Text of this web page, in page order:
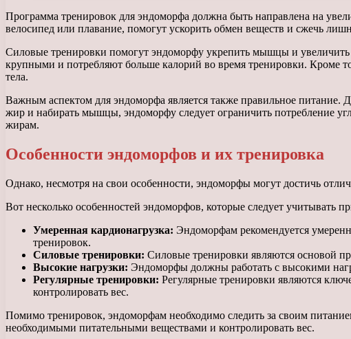
Программа тренировок для эндоморфа должна быть направлена на
велосипед или плавание, помогут ускорить обмен веществ и сжечь
Силовые тренировки помогут эндоморфу укрепить мышцы и
крупными и потребляют больше калорий во время тренировки. Кроме
тела.
Важным аспектом для эндоморфа является также правильное
жир и набирать мышцы, эндоморфу следует ограничить потребление
жирам.
Особенности эндоморфов и их тренировка
Однако, несмотря на свои особенности, эндоморфы могут достичь
Вот несколько особенностей эндоморфов, которые следует учитывать
Умеренная кардионагрузка: Эндоморфам рекомендуется
тренировок.
Силовые тренировки: Силовые тренировки являются основой
Высокие нагрузки: Эндоморфы должны работать с высокими
Регулярные тренировки: Регулярные тренировки являются
контролировать вес.
Помимо тренировок, эндоморфам необходимо следить за своим
необходимыми питательными веществами и контролировать вес.